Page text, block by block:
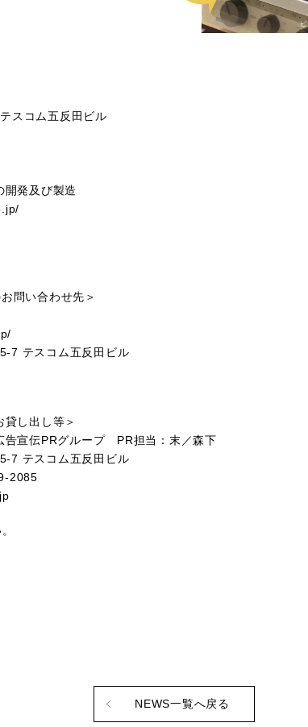
スコム五反田ビル
開発及び製造
問い合わせ先＞
7 テスコム五反田ビル
し出し等＞
告宣伝PRグループ PR担当：末／森下
7 テスコム五反田ビル
2085
NEWS一覧へ戻る